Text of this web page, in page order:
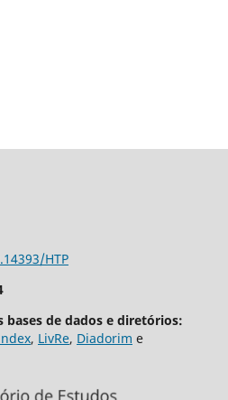
HTP
bases de dados e diretórios:
, LivRe, Diadorim e